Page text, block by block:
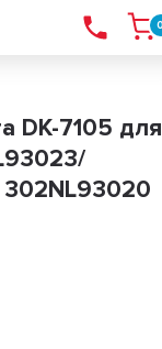
DK-7105 для